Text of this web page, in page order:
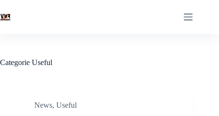
naar
de
Categorie Useful
News, Useful